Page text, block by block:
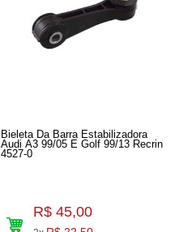
Bieleta Da Barra Estabilizadora
Audi A3 99/05 E Golf 99/13 Recrin
4527-0
R$ 45,00